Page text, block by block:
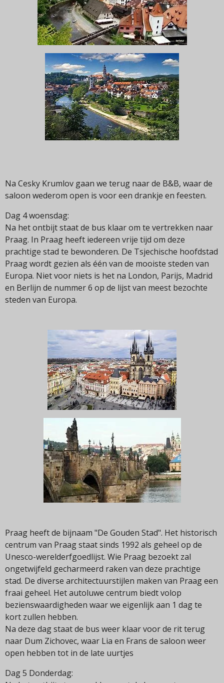
Na Cesky Krumlov gaan we terug naar de B&B, waar de
saloon wederom open is voor een drankje en feesten.
Dag 4 woensdag:
Na het ontbijt staat de bus klaar om te vertrekken naar
Praag. In Praag heeft iedereen vrije tijd om deze
prachtige stad te bewonderen. De Tsjechische hoofdstad
Praag wordt gezien als één van de mooiste steden van
Europa. Niet voor niets is het na London, Parijs, Madrid
en Berlijn de nummer 6 op de lijst van meest bezochte
steden van Europa.
Praag heeft de bijnaam "De Gouden Stad". Het historisch
centrum van Praag staat sinds 1992 als geheel op de
Unesco-werelderfgoedlijst. Wie Praag bezoekt zal
ongetwijfeld gecharmeerd raken van deze prachtige
stad. De diverse architectuurstijlen maken van Praag een
fraai geheel. Het autoluwe centrum biedt volop
bezienswaardigheden waar we eigenlijk aan 1 dag te
kort zullen hebben.
Na deze dag staat de bus weer klaar voor de rit terug
naar Dum Zichovec, waar Lia en Frans de saloon weer
open hebben tot in de late uurtjes
Dag 5 Donderdag: